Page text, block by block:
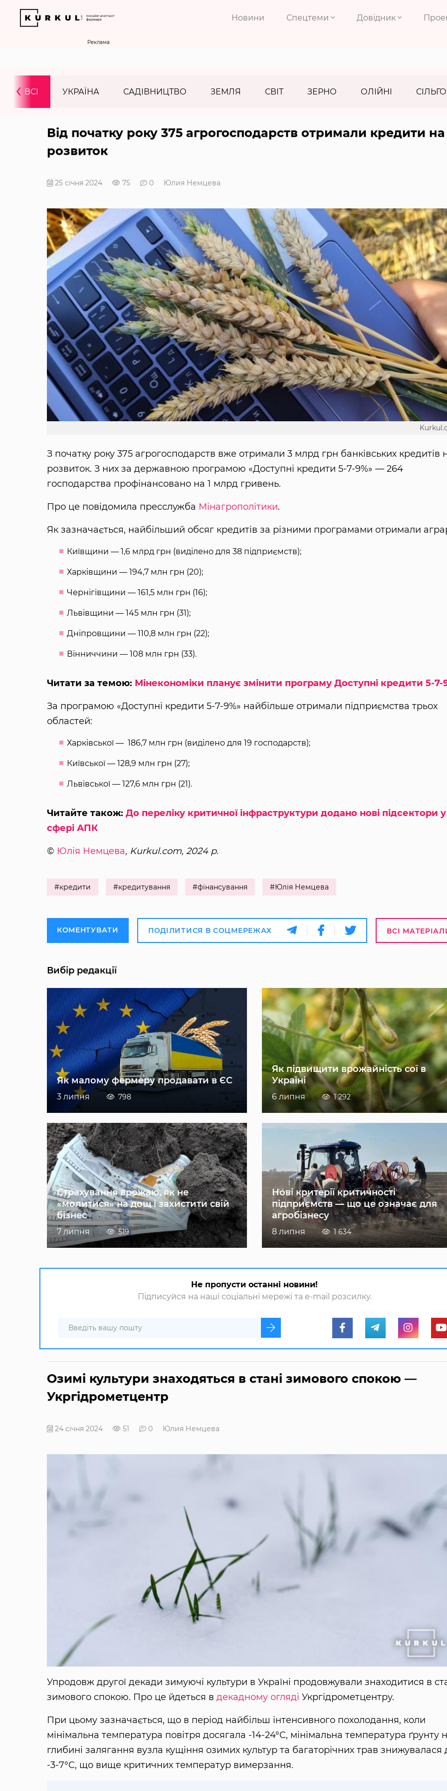
Новини Спецтеми Довідник
Реклама
ВСІ УКРАЇНА САДІВНИЦТВО ЗЕМЛЯ СВІТ ЗЕРНО ОЛІЙНІ
‹
Від початку року 375 агрогосподарств отримали кредити на
розвиток
25 січня 2024 75 0 Юлия Немцева
З початку року 375 агрогосподарств вже отримали 3 млрд грн банківських кредитів
розвиток. З них за державною програмою «Доступні кредити 5-7-9%» — 264
господарства профінансовано на 1 млрд гривень.
Про це повідомила пресслужба Мінагрополітики.
Як зазначається, найбільший обсяг кредитів за різними програмами отримали
Київщини — 1,6 млрд грн (виділено для 38 підприємств);
Харківщини — 194,7 млн грн (20);
Чернігівщини — 161,5 млн грн (16);
Львівщини — 145 млн грн (31);
Дніпровщини — 110,8 млн грн (22);
Вінниччини — 108 млн грн (33).
Читати за темою: Мінекономіки планує змінити програму Доступні кредити 5-7-
За програмою «Доступні кредити 5-7-9%» найбільше отримали підприємства трьох
областей:
Харківської — 186,7 млн грн (виділено для 19 господарств);
Київської — 128,9 млн грн (27);
Львівської — 127,6 млн грн (21).
Читайте також: До переліку критичної інфраструктури додано нові підсектори у
сфері АПК
© Юлія Немцева, Kurkul.com, 2024 р.
#кредити #кредитування #фінансування #Юлія Немцева
КОМЕНТУВАТИ ПОДІЛИТИСЯ В СОЦМЕРЕЖАХ ВСІ
Вибір редакції
Як малому фермеру продавати в ЄС
3 липня 798
Як підвищити врожайність сої в
Україні
6 липня 1 292
Страхування врожаю, як не
«молитися» на дощ і захистити свій
бізнес
7 липня 519
Нові критерії критичності
підприємств — що це означає для
агробізнесу
8 липня 1 634
Не пропусти останні новини!
Підписуйся на наші соціальні мережі та e-mail розсилку.
Озимі культури знаходяться в стані зимового спокою —
Укргідрометцентр
24 січня 2024 51 0 Юлия Немцева
Упродовж другої декади зимуючі культури в Україні продовжували знаходитися в
зимового спокою. Про це йдеться в декадному огляді Укргідрометцентру.
При цьому зазначається, що в період найбільш інтенсивного похолодання, коли
мінімальна температура повітря досягала -14-24°C, мінімальна температура ґрунту
глибині залягання вузла кущіння озимих культур та багаторічних трав знижувалася
-3-7°C, що вище критичних температур вимерзання.